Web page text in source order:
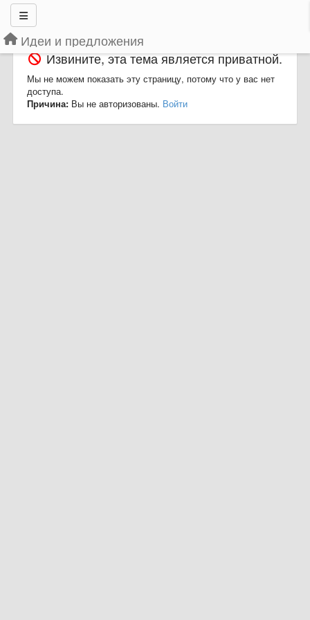
Идеи и предложения
Извините, эта тема является приватной.
Мы не можем показать эту страницу, потому что у вас нет
доступа.
Причина: Вы не авторизованы. Войти